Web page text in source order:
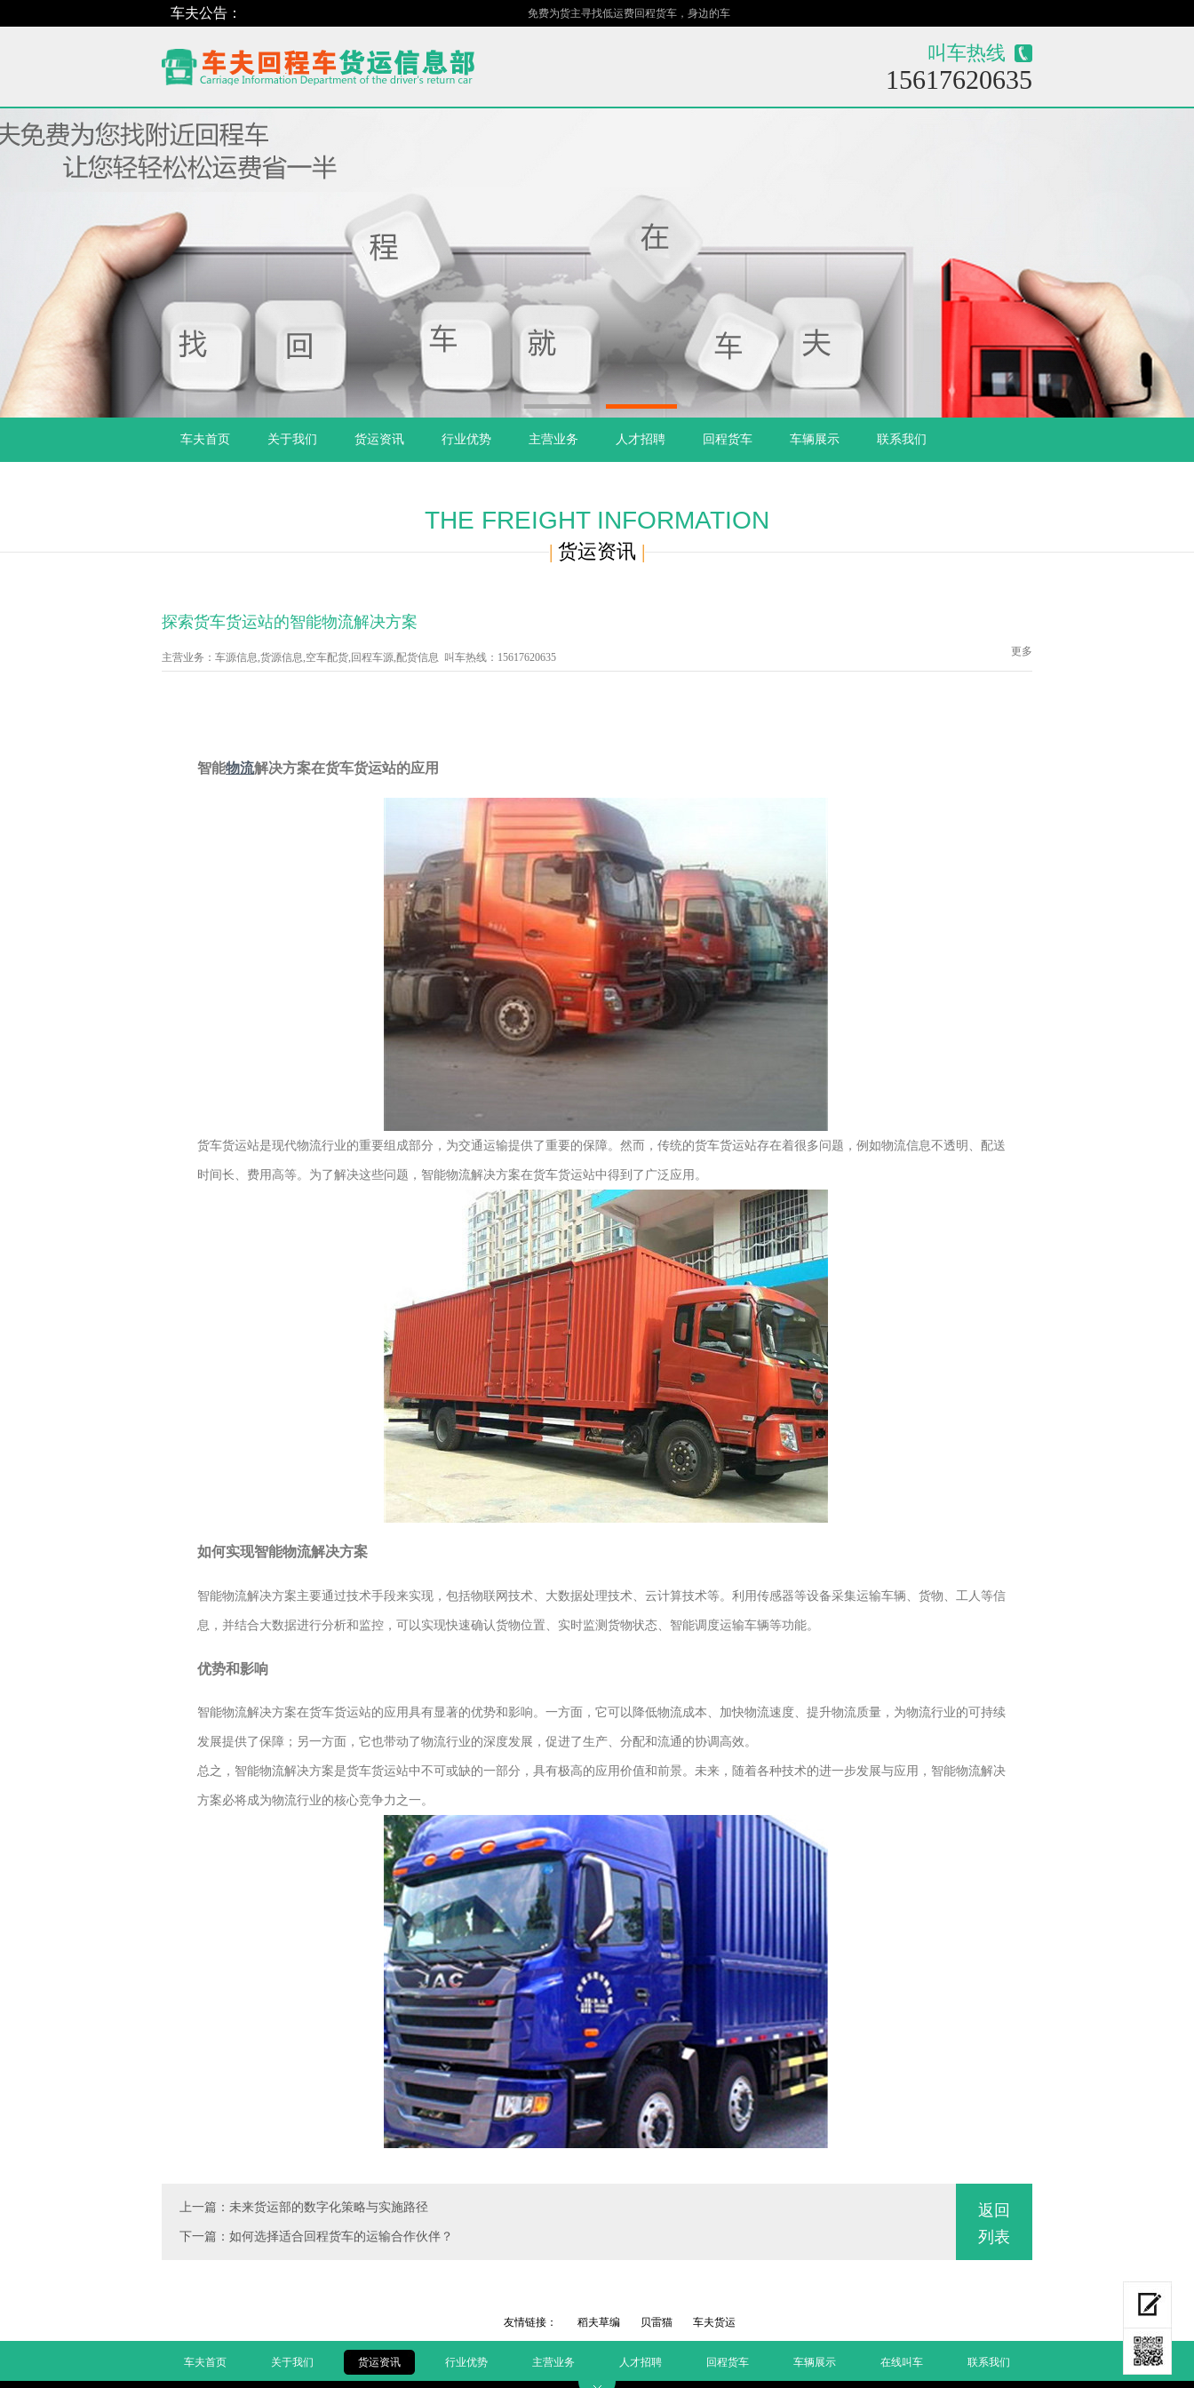
车夫公告： 免费为货主寻找低运费回程货车，身边的车场，指尖的货站！
叫车热线
15617620635
1 2
车夫首页 关于我们 货运资讯 行业优势 主营业务 人才招聘 回程货车 车辆展示 联系我们
THE FREIGHT INFORMATION
| 货运资讯 |
探索货车货运站的智能物流解决方案
主营业务：车源信息,货源信息,空车配货,回程车源,配货信息 叫车热线：15617620635 更多
智能物流解决方案在货车货运站的应用
货车货运站是现代物流行业的重要组成部分，为交通运输提供了重要的保障。然而，传统的货车货运站存在着很多问题，例如物流信息不透明、配送
时间长、费用高等。为了解决这些问题，智能物流解决方案在货车货运站中得到了广泛应用。
如何实现智能物流解决方案
智能物流解决方案主要通过技术手段来实现，包括物联网技术、大数据处理技术、云计算技术等。利用传感器等设备采集运输车辆、货物、工人等信
息，并结合大数据进行分析和监控，可以实现快速确认货物位置、实时监测货物状态、智能调度运输车辆等功能。
优势和影响
智能物流解决方案在货车货运站的应用具有显著的优势和影响。一方面，它可以降低物流成本、加快物流速度、提升物流质量，为物流行业的可持续
发展提供了保障；另一方面，它也带动了物流行业的深度发展，促进了生产、分配和流通的协调高效。
总之，智能物流解决方案是货车货运站中不可或缺的一部分，具有极高的应用价值和前景。未来，随着各种技术的进一步发展与应用，智能物流解决
方案必将成为物流行业的核心竞争力之一。
上一篇：未来货运部的数字化策略与实施路径
下一篇：如何选择适合回程货车的运输合作伙伴？
返回
列表
友情链接： 稻夫草编 贝雷猫 车夫货运
车夫首页 关于我们 货运资讯 行业优势 主营业务 人才招聘 回程货车 车辆展示 在线叫车 联系我们